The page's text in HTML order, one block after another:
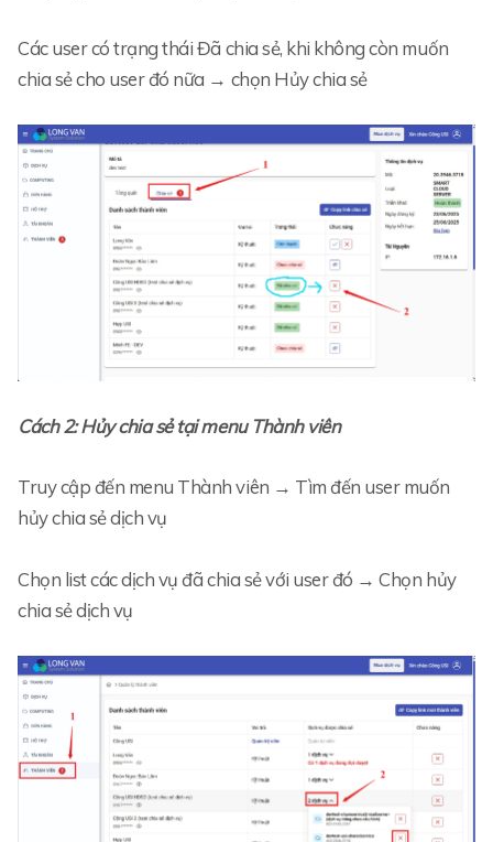
Các user có trạng thái Đã chia sẻ, khi không còn muốn
chia sẻ cho user đó nữa → chọn Hủy chia sẻ
Cách 2: Hủy chia sẻ tại menu Thành viên
Truy cập đến menu Thành viên → Tìm đến user muốn
hủy chia sẻ dịch vụ
Chọn list các dịch vụ đã chia sẻ với user đó → Chọn hủy
chia sẻ dịch vụ